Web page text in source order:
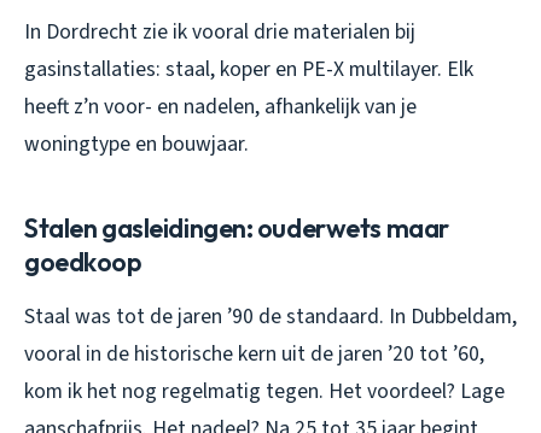
In Dordrecht zie ik vooral drie materialen bij
gasinstallaties: staal, koper en PE-X multilayer. Elk
heeft z’n voor- en nadelen, afhankelijk van je
woningtype en bouwjaar.
Stalen gasleidingen: ouderwets maar
goedkoop
Staal was tot de jaren ’90 de standaard. In Dubbeldam,
vooral in de historische kern uit de jaren ’20 tot ’60,
kom ik het nog regelmatig tegen. Het voordeel? Lage